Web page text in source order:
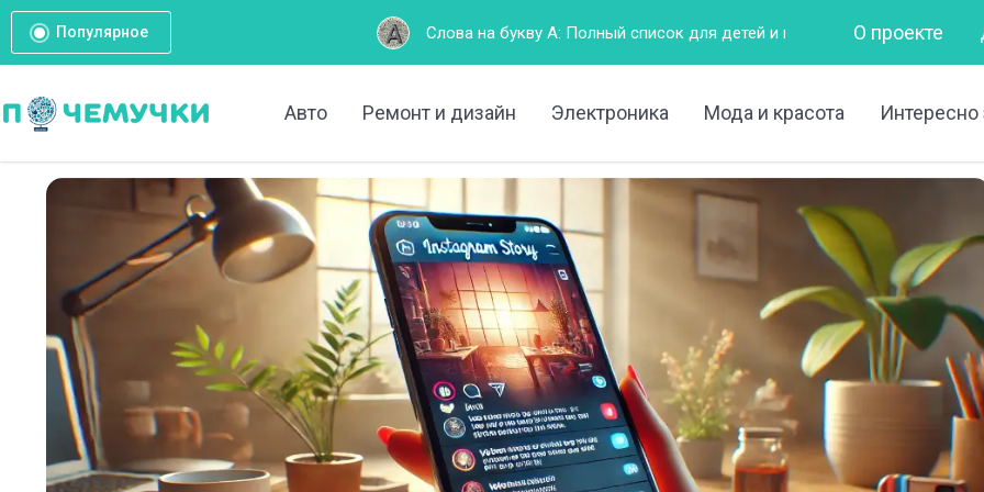
Популярное Слова на букву А: Полный список для детей и взрослых Горизонтально – это как?
О проекте
Авто Ремонт и дизайн Электроника Мода и красота Интересно